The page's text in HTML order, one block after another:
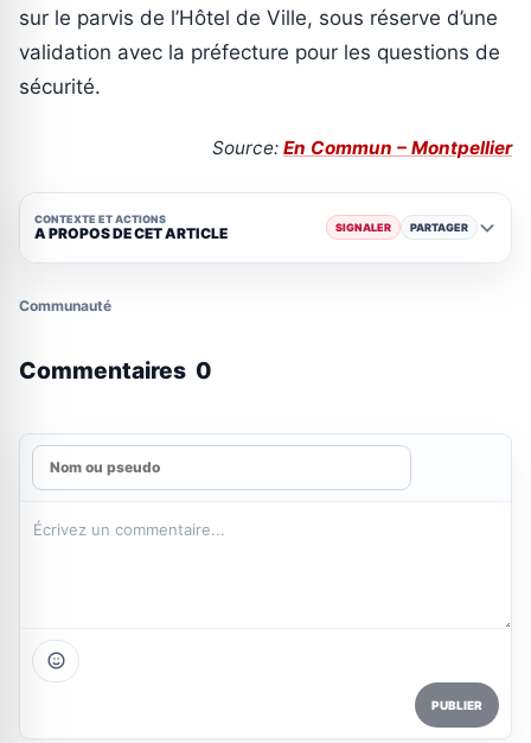
sur le parvis de l’Hôtel de Ville, sous réserve d’une
validation avec la préfecture pour les questions de
sécurité.
Source: En Commun – Montpellier
CONTEXTE ET ACTIONS
A PROPOS DE CET ARTICLE SIGNALER PARTAGER
Communauté
Commentaires 0
PUBLIER